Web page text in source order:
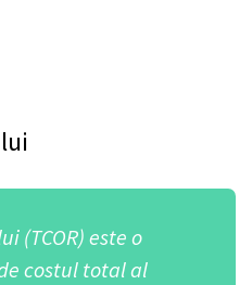
(TCOR) este o
costul total al